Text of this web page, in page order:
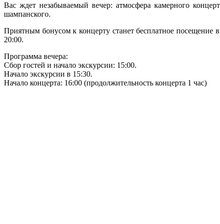
Вас ждет незабываемый вечер: атмосфера камерного
шампанского.
Приятным бонусом к концерту станет бесплатное посещение
20:00.
Программа вечера:
Сбор гостей и начало экскурсии: 15:00.
Начало экскурсии в 15:30.
Начало концерта: 16:00 (продолжительность концерта 1 час)